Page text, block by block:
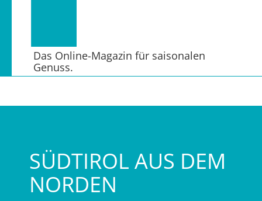
Das Online-Magazin für saisonalen
Genuss.
SÜDTIROL AUS DEM
NORDEN